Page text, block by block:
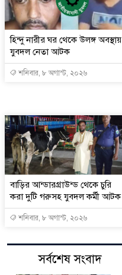
হিন্দু নারীর ঘর থেকে উলঙ্গ অবস্থায়
যুবদল নেতা আটক
শনিবার, ৮ অগাস্ট, ২০২৬
বাড়ির আন্ডারগ্রাউন্ড থেকে চুরি
করা দুটি গরুসহ যুবদল কর্মী আটক
শনিবার, ৮ অগাস্ট, ২০২৬
সর্বশেষ সংবাদ